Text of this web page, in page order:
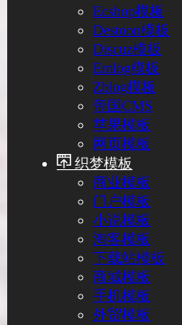
Ecshop模板
Destoon模板
Discuz模板
Emlog模板
Zblog模板
帝国CMS
苹果模板
网页模板
织梦模板
商业模板
门户模板
小说模板
淘客模板
下载站模板
商城模板
手机模板
外贸模板